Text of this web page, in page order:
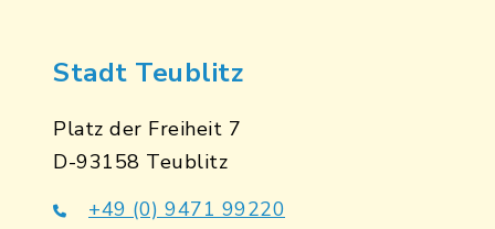
Stadt Teublitz
Platz der Freiheit 7
D-93158 Teublitz
+49 (0) 9471 99220